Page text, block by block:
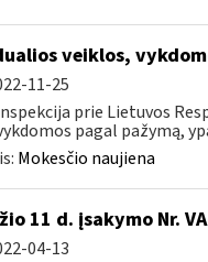
veiklos,
11-25
prie Lietuvos
pagal pažymą,
Mokesčio naujiena
11 d. įsakymo Nr.
04-13